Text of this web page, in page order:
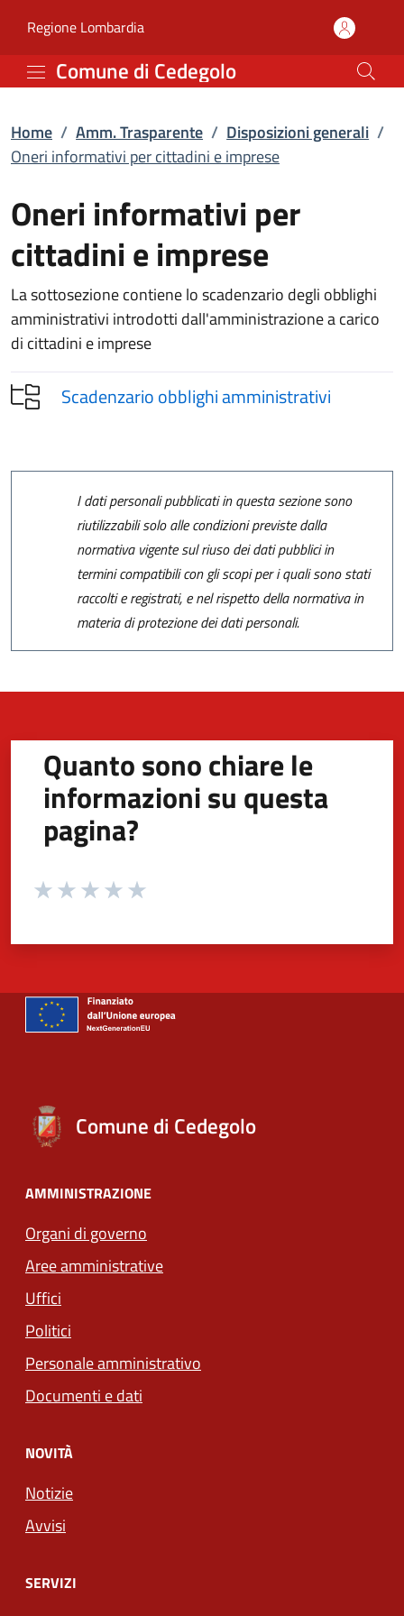
Oneri informativi per
Regione Lombardia(apre in un'altra scheda).
Comune di Cedegolo
Home / Amm. Trasparente / Disposizioni generali /
Oneri informativi per cittadini e imprese
Oneri informativi per
cittadini e imprese
La sottosezione contiene lo scadenzario degli obblighi
amministrativi introdotti dall'amministrazione a carico
di cittadini e imprese
Scadenzario obblighi amministrativi
I dati personali pubblicati in questa sezione sono
riutilizzabili solo alle condizioni previste dalla
normativa vigente sul riuso dei dati pubblici in
termini compatibili con gli scopi per i quali sono stati
raccolti e registrati, e nel rispetto della normativa in
materia di protezione dei dati personali.
Quanto sono chiare le
informazioni su questa
pagina?
Valuta da 1 a 5 stelle la pagina
Comune di Cedegolo
AMMINISTRAZIONE
Organi di governo
Aree amministrative
Uffici
Politici
Personale amministrativo
Documenti e dati
NOVITÀ
Notizie
Avvisi
SERVIZI